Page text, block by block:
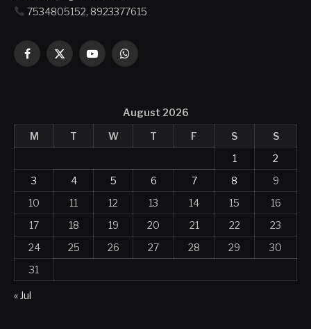
7534805152, 8923377615
Facebook
X
YouTubeWhatsApp
August 2026
M
T W T F S
S
1
2
3
4 5 6 7 8
9
10
11 12 13 14 15
16
17
18 19 20 21 22
23
24
25 26 27 28 29
30
31
« Jul